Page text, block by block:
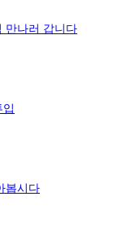
만나러 갑니다
봅시다